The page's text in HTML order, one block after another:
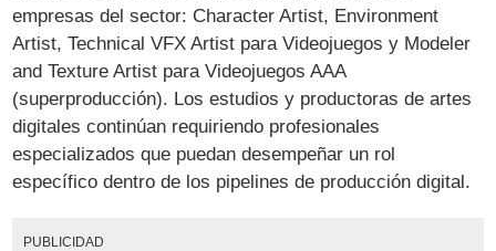
empresas del sector: Character Artist, Environment
Artist, Technical VFX Artist para Videojuegos y Modeler
and Texture Artist para Videojuegos AAA
(superproducción). Los estudios y productoras de artes
digitales continúan requiriendo profesionales
especializados que puedan desempeñar un rol
específico dentro de los pipelines de producción digital.
PUBLICIDAD